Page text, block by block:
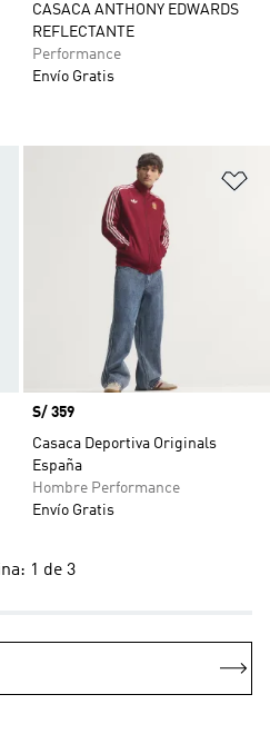
CASACA ANTHONY EDWARDS
REFLECTANTE
Performance
Envío Gratis
Añadir a la lista de deseos
Precio
S/ 359
Casaca Deportiva Originals
España
Hombre Performance
Envío Gratis
1 de 3